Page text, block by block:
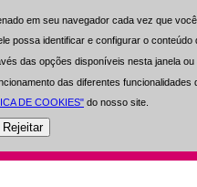
em seu navegador cada vez que
identificar e configurar o
das opções disponíveis nesta janela
das diferentes funcionalidades
DE COOKIES" do nosso site.
em seu navegador cada vez que
identificar e configurar o
das opções disponíveis nesta janela
das diferentes funcionalidades
DE COOKIES" do nosso site.
Selecionados